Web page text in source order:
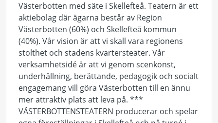
Västerbotten med säte i Skellefteå. Teatern är ett
aktiebolag där ägarna består av Region
Västerbotten (60%) och Skellefteå kommun
(40%). Vår vision är att vi skall vara regionens
stolthet och stadens kvartersteater. Vår
verksamhetsidé är att vi genom scenkonst,
underhållning, berättande, pedagogik och socialt
engagemang vill göra Västerbotten till en ännu
mer attraktiv plats att leva på. ***
VÄSTERBOTTENSTEATERN producerar och spelar